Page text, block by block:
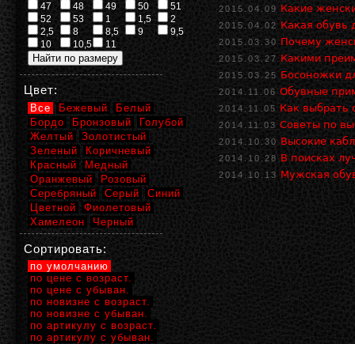
2015.04.09 Какие
2015.04.02 Какая обувь
2015.03.30 Почему
2015.03.27 Какими
2015.03.25 Босоножки
2014.11.06 Обувные
2014.11.05 Как выбрать
2014.11.03 Советы по
2014.10.30 Высокие
2014.10.28 В поисках
2014.10.13 Мужская
47
48 49 50
51
52
53 1 1,5
2
2,5
8 8,5 9
9,5
10
10,5 11
Цвет:
Все Бежевый
Белый
Бордо
Бронзовый
Голубой
Желтый
Золотистый
Зеленый
Коричневый
Красный
Медный
Оранжевый
Розовый
Серебряный
Серый
Синий
Цветной
Фиолетовый
Хамелеон
Черный
Сортировать:
по умолчанию
по цене с возраст.
по цене с убыван.
по новизне с возраст.
по новизне с убыван.
по артикулу с возраст.
по артикулу с убыван.